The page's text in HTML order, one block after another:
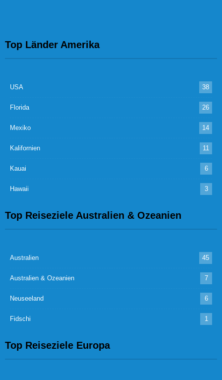
Top Länder Amerika
USA 38
Florida 26
Mexiko 14
Kalifornien 11
Kauai 6
Hawaii 3
Top Reiseziele Australien & Ozeanien
Australien 45
Australien & Ozeanien 7
Neuseeland 6
Fidschi 1
Top Reiseziele Europa